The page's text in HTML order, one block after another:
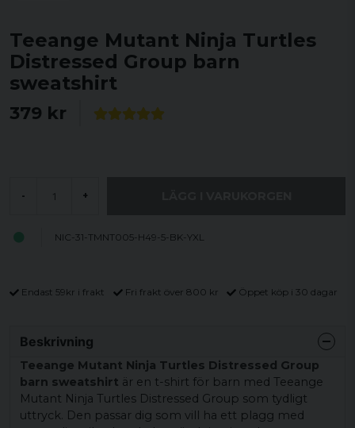
Teeange Mutant Ninja Turtles
Distressed Group barn
sweatshirt
379 kr
- +
NIC-31-TMNT005-H49-5-BK-YXL
Endast 59kr i frakt Fri frakt över 800 kr Öppet köp i 30 dagar
Beskrivning
Teeange Mutant Ninja Turtles Distressed Group
barn sweatshirt är en t-shirt för barn med Teeange
Mutant Ninja Turtles Distressed Group som tydligt
uttryck. Den passar dig som vill ha ett plagg med